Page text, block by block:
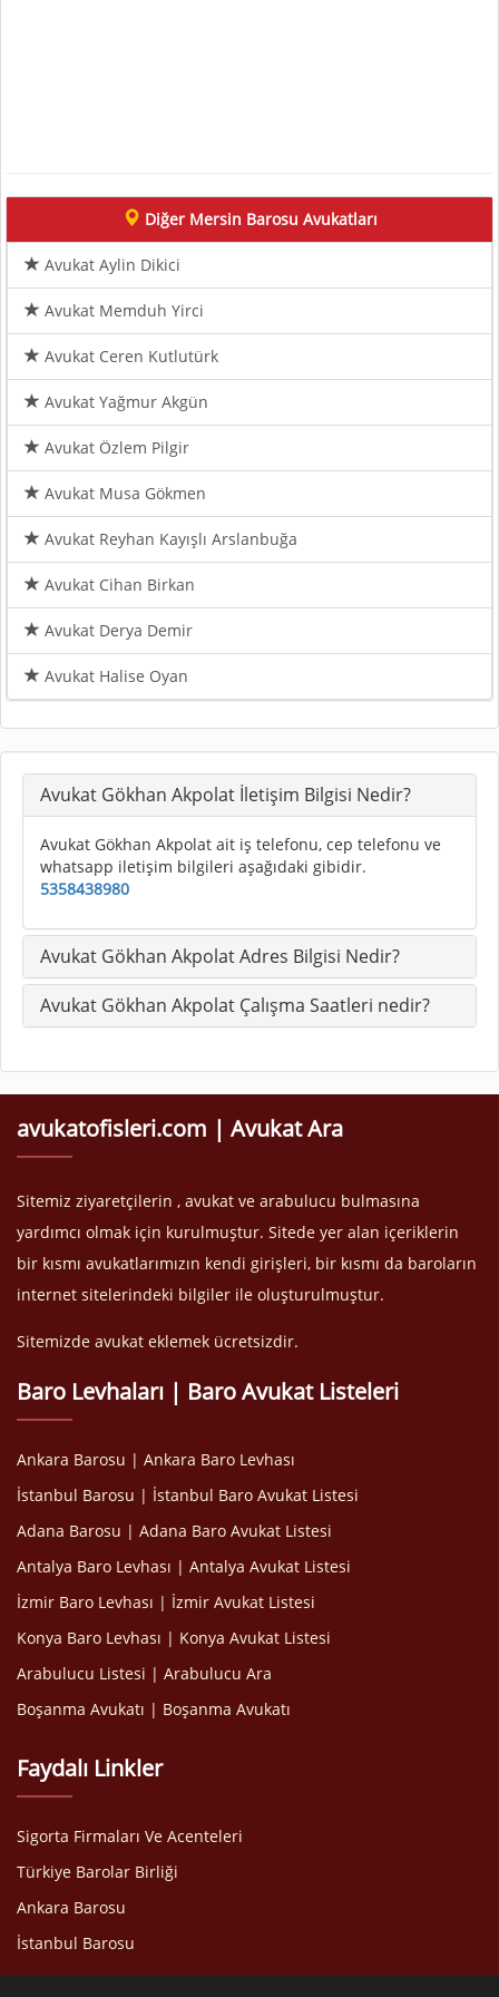
Diğer Mersin Barosu Avukatları
Avukat Aylin Dikici
Avukat Memduh Yirci
Avukat Ceren Kutlutürk
Avukat Yağmur Akgün
Avukat Özlem Pilgir
Avukat Musa Gökmen
Avukat Reyhan Kayışlı Arslanbuğa
Avukat Cihan Birkan
Avukat Derya Demir
Avukat Halise Oyan
Avukat Gökhan Akpolat İletişim Bilgisi Nedir?
Avukat Gökhan Akpolat ait iş telefonu, cep telefonu ve
whatsapp iletişim bilgileri aşağıdaki gibidir.
5358438980
Avukat Gökhan Akpolat Adres Bilgisi Nedir?
Avukat Gökhan Akpolat Çalışma Saatleri nedir?
avukatofisleri.com | Avukat Ara
Sitemiz ziyaretçilerin , avukat ve arabulucu bulmasına
yardımcı olmak için kurulmuştur. Sitede yer alan içeriklerin
bir kısmı avukatlarımızın kendi girişleri, bir kısmı da baroların
internet sitelerindeki bilgiler ile oluşturulmuştur.
Sitemizde avukat eklemek ücretsizdir.
Baro Levhaları | Baro Avukat Listeleri
Ankara Barosu | Ankara Baro Levhası
İstanbul Barosu | İstanbul Baro Avukat Listesi
Adana Barosu | Adana Baro Avukat Listesi
Antalya Baro Levhası | Antalya Avukat Listesi
İzmir Baro Levhası | İzmir Avukat Listesi
Konya Baro Levhası | Konya Avukat Listesi
Arabulucu Listesi | Arabulucu Ara
Boşanma Avukatı | Boşanma Avukatı
Faydalı Linkler
Sigorta Firmaları Ve Acenteleri
Türkiye Barolar Birliği
Ankara Barosu
İstanbul Barosu